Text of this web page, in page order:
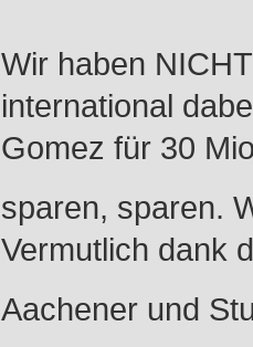
Wir haben
international
Gomez für 30
sparen, sparen.
Vermutlich dank
Aachener und